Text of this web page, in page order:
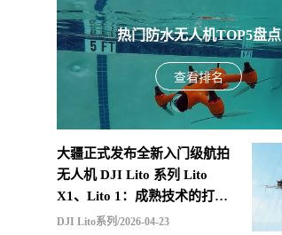
热门防水无人机TOP5盘点
查看排名
大疆正式发布全新入门级航拍
无人机 DJI Lito 系列 Lito
X1、Lito 1：成熟技术的打包
重组，更低价格的选择
DJI Lito系列/2026-04-23